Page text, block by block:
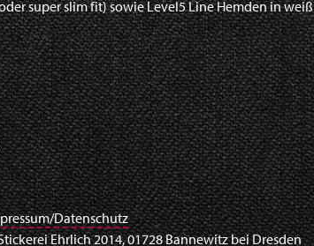
super slim fit) sowie Level5 Line Hemden in weiß
Datenschutz
Ehrlich 2014, 01728 Bannewitz bei Dresden